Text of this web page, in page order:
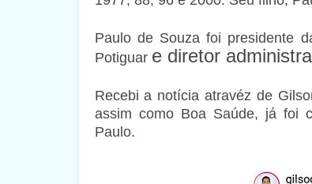
Paulo de Souza foi presidente
Potiguar e diretor
Recebi a notícia atravéz de
assim como Boa Saúde, já foi
Paulo.